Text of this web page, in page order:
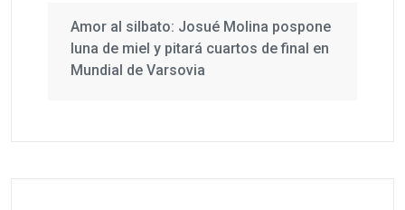
Amor al silbato: Josué Molina pospone
luna de miel y pitará cuartos de final en
Mundial de Varsovia